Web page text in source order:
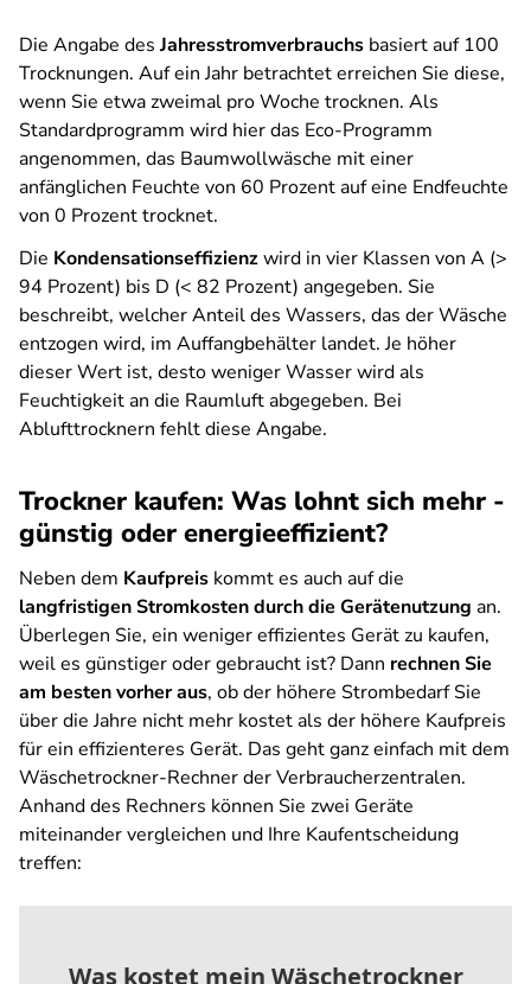
Die Angabe des Jahresstromverbrauchs basiert auf 100
Trocknungen. Auf ein Jahr betrachtet erreichen Sie diese,
wenn Sie etwa zweimal pro Woche trocknen. Als
Standardprogramm wird hier das Eco-Programm
angenommen, das Baumwollwäsche mit einer
anfänglichen Feuchte von 60 Prozent auf eine Endfeuchte
von 0 Prozent trocknet.
Die Kondensationseffizienzwird in vier Klassen von A (>
94 Prozent) bis D (< 82 Prozent) angegeben. Sie
beschreibt, welcher Anteil des Wassers, das der Wäsche
entzogen wird, im Auffangbehälter landet. Je höher
dieser Wert ist, desto weniger Wasser wird als
Feuchtigkeit an die Raumluft abgegeben. Bei
Ablufttrocknern fehlt diese Angabe.
Trockner kaufen: Was lohnt sich mehr -
günstig oder energieeffizient?
Neben dem Kaufpreis kommt es auch auf die
langfristigen Stromkosten durch die Gerätenutzung an.
Überlegen Sie, ein weniger effizientes Gerät zu kaufen,
weil es günstiger oder gebraucht ist? Dann rechnen Sie
am besten vorher aus, ob der höhere Strombedarf Sie
über die Jahre nicht mehr kostet als der höhere Kaufpreis
für ein effizienteres Gerät. Das geht ganz einfach mit dem
Wäschetrockner-Rechner der Verbraucherzentralen.
Anhand des Rechners können Sie zwei Geräte
miteinander vergleichen und Ihre Kaufentscheidung
treffen: